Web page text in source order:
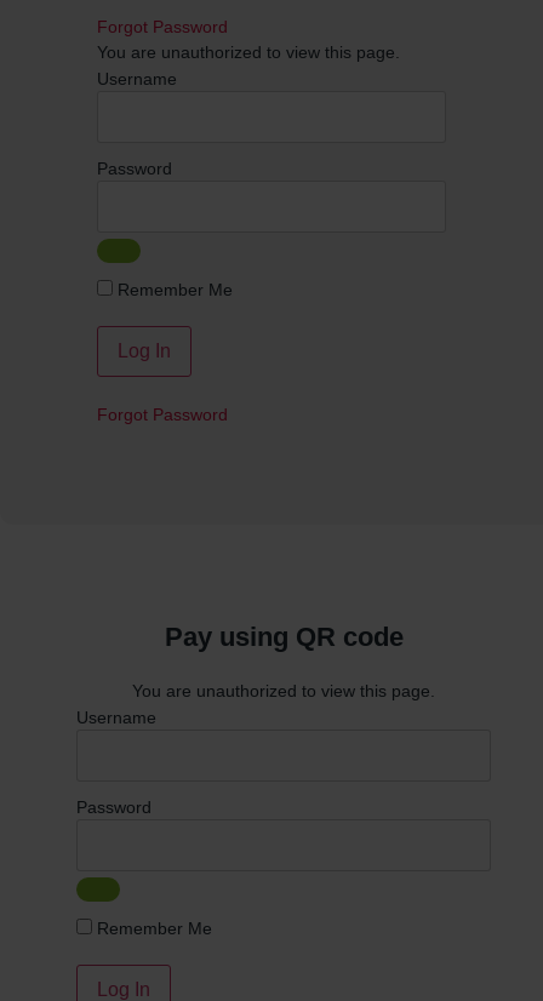
Forgot Password
You are unauthorized to view this page.
Username
Password
Remember Me
Forgot Password
Pay using QR code
You are unauthorized to view this page.
Username
Password
Remember Me